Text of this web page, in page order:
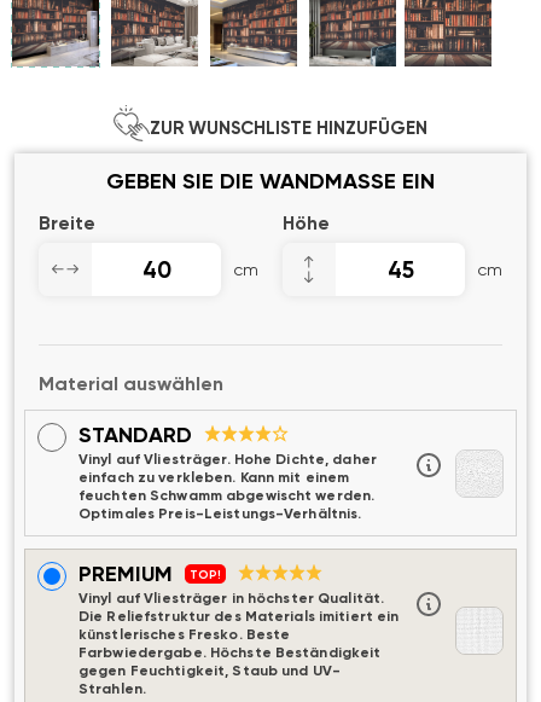
ZUR WUNSCHLISTE HINZUFÜGEN
GEBEN SIE DIE WANDMASSE EIN
Breite
cm
Höhe
cm
Material auswählen
STANDARD
Vinyl auf Vliesträger. Hohe Dichte, daher
einfach zu verkleben. Kann mit einem
feuchten Schwamm abgewischt werden.
Optimales Preis-Leistungs-Verhältnis.
PREMIUM TOP!
Vinyl auf Vliesträger in höchster Qualität.
Die Reliefstruktur des Materials imitiert ein
künstlerisches Fresko. Beste
Farbwiedergabe. Höchste Beständigkeit
gegen Feuchtigkeit, Staub und UV-
Strahlen.